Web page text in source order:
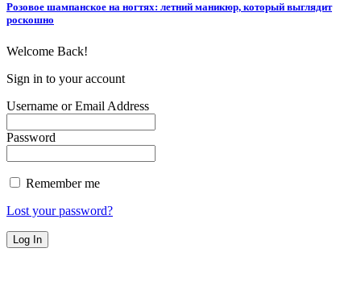
Розовое шампанское на ногтях: летний маникюр, который выглядит
роскошно
Welcome Back!
Sign in to your account
Username or Email Address
Password
Remember me
Lost your password?